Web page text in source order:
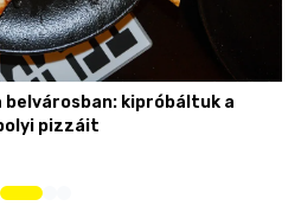
belvárosban: kipróbáltuk a
pizzáit